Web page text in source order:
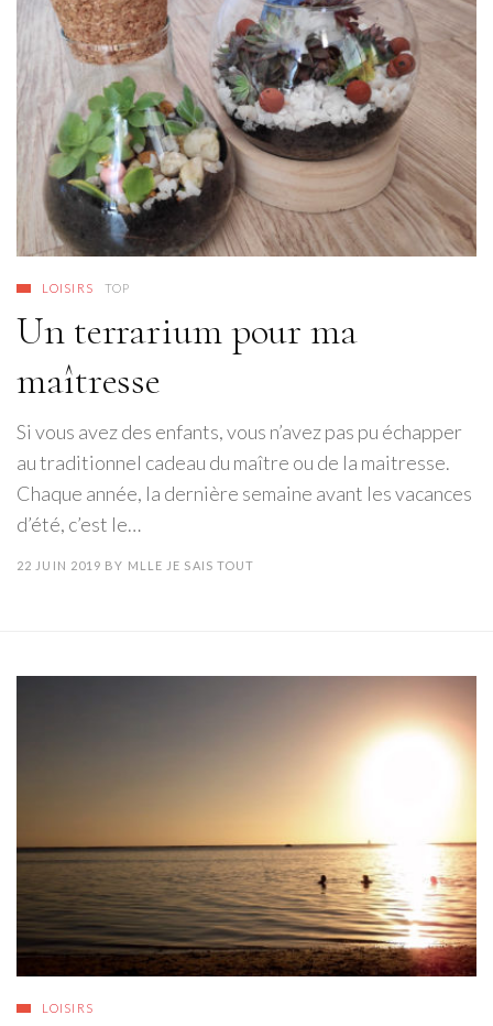
LOISIRS TOP
Un terrarium pour ma
maîtresse
Si vous avez des enfants, vous n’avez pas pu échapper
au traditionnel cadeau du maître ou de la maitresse.
Chaque année, la dernière semaine avant les vacances
d’été, c’est le…
22 JUIN 2019 BY MLLE JE SAIS TOUT
LOISIRS